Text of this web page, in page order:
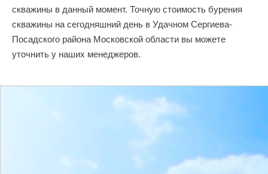
скважины в данный момент. Точную стоимость бурения
скважины на сегодняшний день в Удачном Сергиева-
Посадского района Московской области вы можете
уточнить у наших менеджеров.